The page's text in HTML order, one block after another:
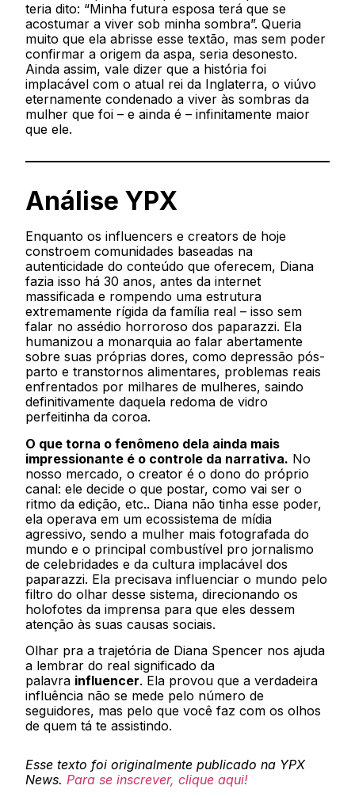
teria dito: “Minha futura esposa terá que se
acostumar a viver sob minha sombra”. Queria
muito que ela abrisse esse textão, mas sem poder
confirmar a origem da aspa, seria desonesto.
Ainda assim, vale dizer que a história foi
implacável com o atual rei da Inglaterra, o viúvo
eternamente condenado a viver às sombras da
mulher que foi – e ainda é – infinitamente maior
que ele.
Análise YPX
Enquanto os influencers e creators de hoje
constroem comunidades baseadas na
autenticidade do conteúdo que oferecem, Diana
fazia isso há 30 anos, antes da internet
massificada e rompendo uma estrutura
extremamente rígida da família real – isso sem
falar no assédio horroroso dos paparazzi. Ela
humanizou a monarquia ao falar abertamente
sobre suas próprias dores, como depressão pós-
parto e transtornos alimentares, problemas reais
enfrentados por milhares de mulheres, saindo
definitivamente daquela redoma de vidro
perfeitinha da coroa.
O que torna o fenômeno dela ainda mais
impressionante é o controle da narrativa. No
nosso mercado, o creator é o dono do próprio
canal: ele decide o que postar, como vai ser o
ritmo da edição, etc.. Diana não tinha esse poder,
ela operava em um ecossistema de mídia
agressivo, sendo a mulher mais fotografada do
mundo e o principal combustível pro jornalismo
de celebridades e da cultura implacável dos
paparazzi. Ela precisava influenciar o mundo pelo
filtro do olhar desse sistema, direcionando os
holofotes da imprensa para que eles dessem
atenção às suas causas sociais.
Olhar pra a trajetória de Diana Spencer nos ajuda
a lembrar do real significado da
palavra influencer. Ela provou que a verdadeira
influência não se mede pelo número de
seguidores, mas pelo que você faz com os olhos
de quem tá te assistindo.
Esse texto foi originalmente publicado na YPX
News. Para se inscrever, clique aqui!